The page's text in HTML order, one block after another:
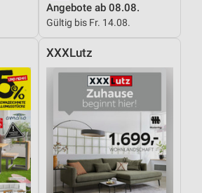
Angebote ab 08.08.
Gültig bis Fr. 14.08.
XXXLutz
angeforderten